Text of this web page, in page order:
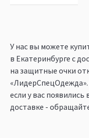
У нас вы можете
в Екатеринбурге c
на защитные очки
если у вас
доставке -